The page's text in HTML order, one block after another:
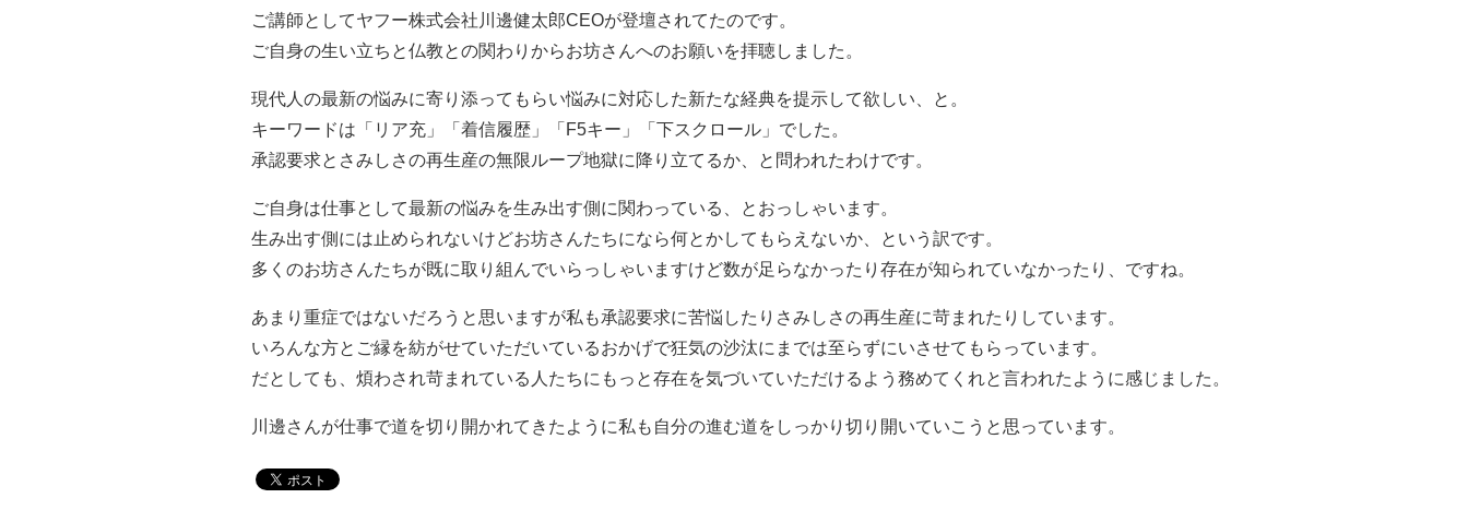
ご講師としてヤフー株式会社川邊健太郎CEOが登壇されてたのです。
ご自身の生い立ちと仏教との関わりからお坊さんへのお願いを拝聴しました。
現代人の最新の悩みに寄り添ってもらい悩みに対応した新たな経典を提示して欲しい、と。
キーワードは「リア充」「着信履歴」「F5キー」「下スクロール」でした。
承認要求とさみしさの再生産の無限ループ地獄に降り立てるか、と問われたわけです。
ご自身は仕事として最新の悩みを生み出す側に関わっている、とおっしゃいます。
生み出す側には止められないけどお坊さんたちになら何とかしてもらえないか、という訳です。
多くのお坊さんたちが既に取り組んでいらっしゃいますけど数が足らなかったり存在が知られていなかったり、ですね。
あまり重症ではないだろうと思いますが私も承認要求に苦悩したりさみしさの再生産に苛まれたりしています。
いろんな方とご縁を紡がせていただいているおかげで狂気の沙汰にまでは至らずにいさせてもらっています。
だとしても、煩わされ苛まれている人たちにもっと存在を気づいていただけるよう務めてくれと言われたように感じました。
川邊さんが仕事で道を切り開かれてきたように私も自分の進む道をしっかり切り開いていこうと思っています。